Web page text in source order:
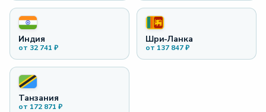
Индия
от 32 741 ₽
Шри-Ланка
от 137 847₽
Танзания
от 172 871 ₽